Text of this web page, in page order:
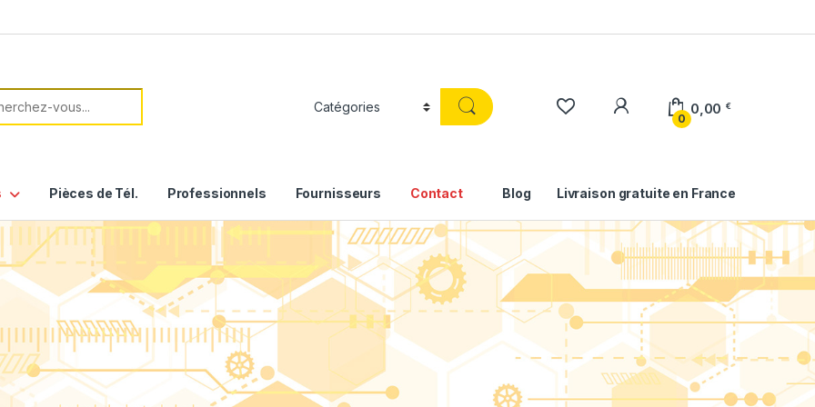
0
0,00 €
Pièces de Tél. Professionnels Fournisseurs Contact Livraison gratuite en France
Blog